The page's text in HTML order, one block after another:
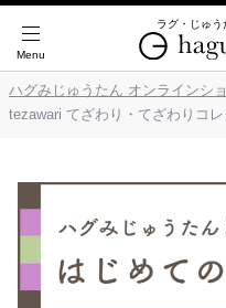
ラグ・じゅう
ハグみじゅうたん オンラインシ
tezawari てざわり・てざわりコ